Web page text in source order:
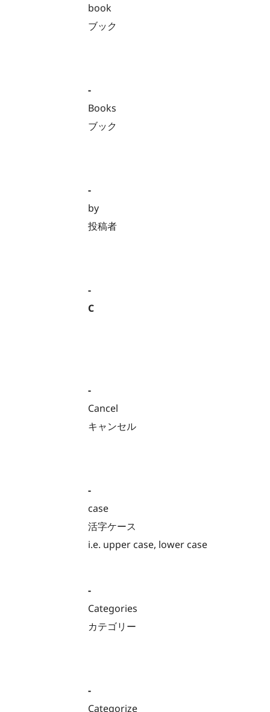
book
ブック
-
Books
ブック
-
by
投稿者
-
C
-
Cancel
キャンセル
-
case
活字ケース
i.e. upper case, lower case
-
Categories
カテゴリー
-
Categorize